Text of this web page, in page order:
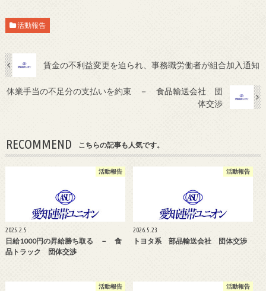
活動報告
賃金の不利益変更を迫られ、事務職労働者が組合加入通知
休業手当の不足分の支払いを約束 － 食品輸送会社 団
体交渉
RECOMMEND こちらの記事も人気です。
活動報告
2025.2.5
日給1000円の昇給勝ち取る － 食
品トラック 団体交渉
活動報告
2026.5.23
トヨタ系 部品輸送会社 団体交渉
活動報告 活動報告